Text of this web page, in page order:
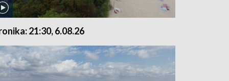
21:30, 6.08.26